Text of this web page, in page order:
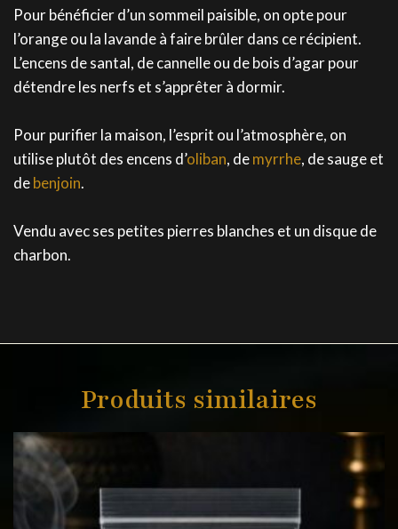
Pour bénéficier d’un sommeil paisible, on opte pour
l’orange ou la lavande à faire brûler dans ce récipient.
L’encens de santal, de cannelle ou de bois d’agar pour
détendre les nerfs et s’apprêter à dormir.
Pour purifier la maison, l’esprit ou l’atmosphère, on
utilise plutôt des encens d’oliban, demyrrhe, de sauge et
debenjoin.
Vendu avec ses petites pierres blanches et un disque de
charbon.
Produits similaires